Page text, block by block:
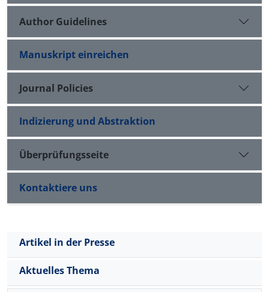
Author Guidelines
Manuskript einreichen
Journal Policies
Indizierung und Abstraktion
Überprüfungsseite
Kontaktiere uns
Artikel in der Presse
Aktuelles Thema